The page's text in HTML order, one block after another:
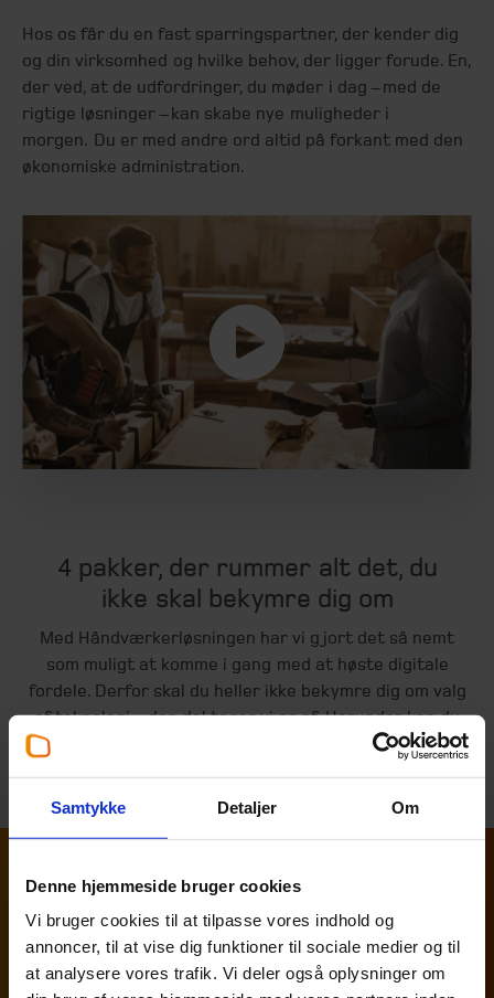
Samtykke Detaljer Om
Denne hjemmeside bruger cookies
Vi bruger cookies til at tilpasse vores indhold og
annoncer, til at vise dig funktioner til sociale medier og til
at analysere vores trafik. Vi deler også oplysninger om
Hos os får du en fast sparringspartner, der kender dig
og din virksomhed og hvilke behov, der ligger forude. En,
der ved, at de udfordringer, du møder i dag – med de
rigtige løsninger – kan skabe nye muligheder i
morgen. Du er med andre ord altid på forkant med den
økonomiske administration.
4 pakker, der rummer alt det, du
ikke skal bekymre dig om
Med Håndværkerløsningen har vi gjort det så nemt
som muligt at komme i gang med at høste digitale
fordele. Derfor skal du heller ikke bekymre dig om valg
af teknologi – den del tager vi os af. Herunder kan du
læse mere om hvilken pakke, der passer bedst til dig og